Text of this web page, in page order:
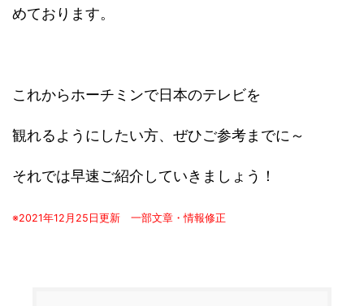
めております。
これからホーチミンで日本のテレビを
観れるようにしたい方、ぜひご参考までに～
それでは早速ご紹介していきましょう！
※2021年12月25日更新 一部文章・情報修正